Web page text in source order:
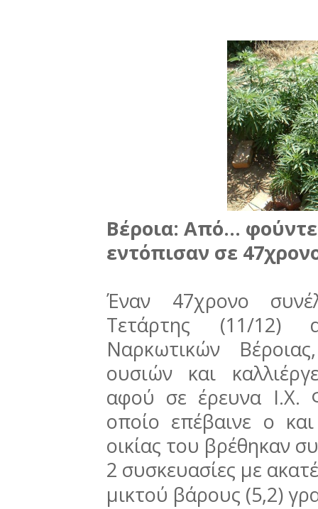
Βέροια: Από...
εντόπισαν σε
Έναν 47χρονο
Τετάρτης (11/12)
Ναρκωτικών
ουσιών και
αφού σε έρευνα Ι.Χ.
οποίο επέβαινε ο
οικίας του βρέθηκαν
2 συσκευασίες με
μικτού βάρους (5,2)